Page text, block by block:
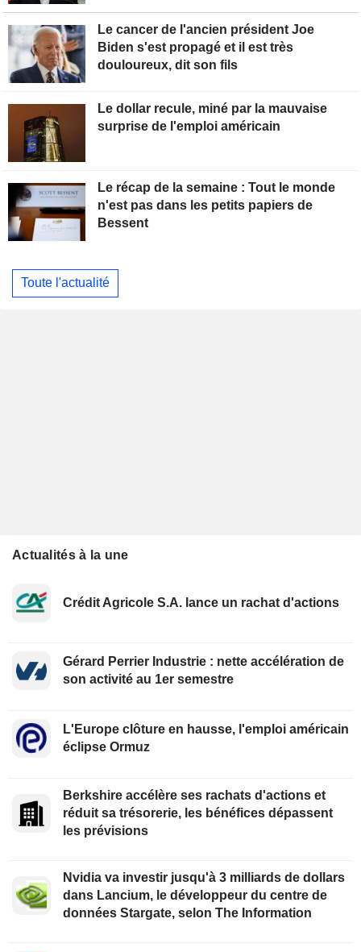
Le cancer de l'ancien président Joe
Biden s'est propagé et il est très
douloureux, dit son fils
Le dollar recule, miné par la mauvaise
surprise de l'emploi américain
Le récap de la semaine : Tout le monde
n'est pas dans les petits papiers de
Bessent
Toute l'actualité
Actualités à la une
Crédit Agricole S.A. lance un rachat d'actions
Gérard Perrier Industrie : nette accélération de
son activité au 1er semestre
L'Europe clôture en hausse, l'emploi américain
éclipse Ormuz
Berkshire accélère ses rachats d'actions et
réduit sa trésorerie, les bénéfices dépassent
les prévisions
Nvidia va investir jusqu'à 3 milliards de dollars
dans Lancium, le développeur du centre de
données Stargate, selon The Information